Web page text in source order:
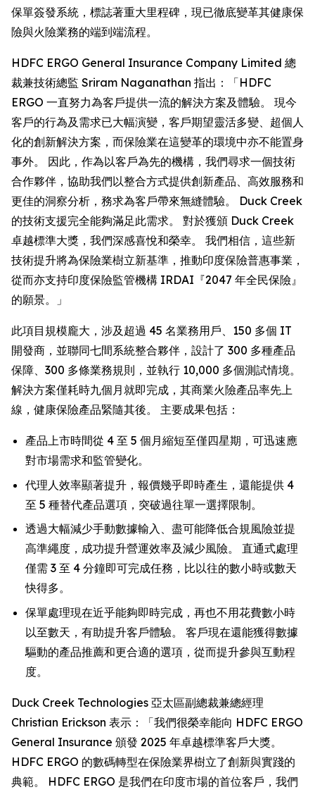
保單簽發系統，標誌著重大里程碑，現已徹底變革其健康保
險與火險業務的端到端流程。
HDFC ERGO General Insurance Company Limited 總
裁兼技術總監 Sriram Naganathan 指出：「HDFC
ERGO 一直努力為客戶提供一流的解決方案及體驗。 現今
客戶的行為及需求已大幅演變，客戶期望靈活多變、超個人
化的創新解決方案，而保險業在這變革的環境中亦不能置身
事外。 因此，作為以客戶為先的機構，我們尋求一個技術
合作夥伴，協助我們以整合方式提供創新產品、高效服務和
更佳的洞察分析，務求為客戶帶來無縫體驗。 Duck Creek
的技術支援完全能夠滿足此需求。 對於獲頒 Duck Creek
卓越標準大獎，我們深感喜悅和榮幸。 我們相信，這些新
技術提升將為保險業樹立新基準，推動印度保險普惠事業，
從而亦支持印度保險監管機構 IRDAI『2047 年全民保險』
的願景。」
此項目規模龐大，涉及超過 45 名業務用戶、150 多個 IT
開發商，並聯同七間系統整合夥伴，設計了 300 多種產品
保障、300 多條業務規則，並執行 10,000 多個測試情境。
解決方案僅耗時九個月就即完成，其商業火險產品率先上
線，健康保險產品緊隨其後。 主要成果包括：
產品上市時間從 4 至 5 個月縮短至僅四星期，可迅速應
對市場需求和監管變化。
代理人效率顯著提升，報價幾乎即時產生，還能提供 4
至 5 種替代產品選項，突破過往單一選擇限制。
透過大幅減少手動數據輸入、盡可能降低合規風險並提
高準繩度，成功提升營運效率及減少風險。 直通式處理
僅需 3 至 4 分鐘即可完成任務，比以往的數小時或數天
快得多。
保單處理現在近乎能夠即時完成，再也不用花費數小時
以至數天，有助提升客戶體驗。 客戶現在還能獲得數據
驅動的產品推薦和更合適的選項，從而提升參與互動程
度。
Duck Creek Technologies 亞太區副總裁兼總經理
Christian Erickson 表示：「我們很榮幸能向 HDFC ERGO
General Insurance 頒發 2025 年卓越標準客戶大獎。
HDFC ERGO 的數碼轉型在保險業界樹立了創新與實踐的
典範。 HDFC ERGO 是我們在印度市場的首位客戶，我們